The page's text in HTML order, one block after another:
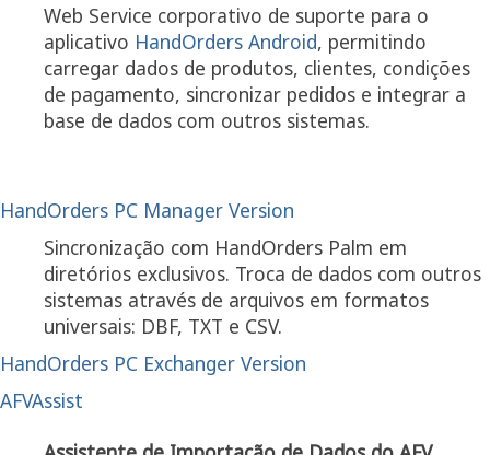
Web Service corporativo de suporte para o
aplicativo HandOrders Android, permitindo
carregar dados de produtos, clientes, condições
de pagamento, sincronizar pedidos e integrar a
base de dados com outros sistemas.
HandOrders PC Manager Version
Sincronização com HandOrders Palm em
diretórios exclusivos. Troca de dados com outros
sistemas através de arquivos em formatos
universais: DBF, TXT e CSV.
HandOrders PC Exchanger Version
AFVAssist